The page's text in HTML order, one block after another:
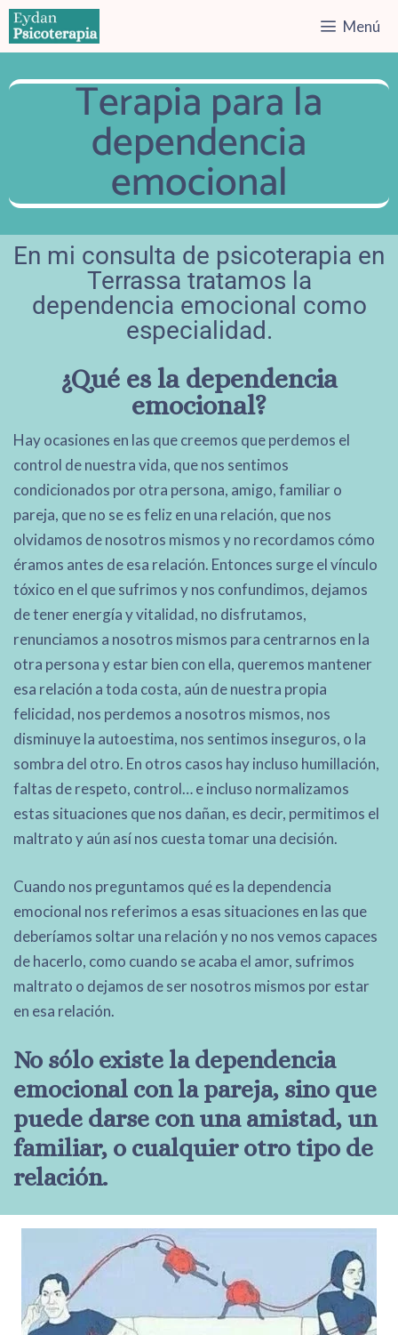
Menú
Terapia para la
dependencia
emocional
En mi consulta de psicoterapia en
Terrassa tratamos la
dependencia emocional como
especialidad.
¿Qué es la dependencia
emocional?
Hay ocasiones en las que creemos que perdemos el
control de nuestra vida, que nos sentimos
condicionados por otra persona, amigo, familiar o
pareja, que no se es feliz en una relación, que nos
olvidamos de nosotros mismos y no recordamos cómo
éramos antes de esa relación. Entonces surge el vínculo
tóxico en el que sufrimos y nos confundimos, dejamos
de tener energía y vitalidad, no disfrutamos,
renunciamos a nosotros mismos para centrarnos en la
otra persona y estar bien con ella, queremos mantener
esa relación a toda costa, aún de nuestra propia
felicidad, nos perdemos a nosotros mismos, nos
disminuye la autoestima, nos sentimos inseguros, o la
sombra del otro. En otros casos hay incluso humillación,
faltas de respeto, control… e incluso normalizamos
estas situaciones que nos dañan, es decir, permitimos el
maltrato y aún así nos cuesta tomar una decisión.
Cuando nos preguntamos qué es la dependencia
emocional nos referimos a esas situaciones en las que
deberíamos soltar una relación y no nos vemos capaces
de hacerlo, como cuando se acaba el amor, sufrimos
maltrato o dejamos de ser nosotros mismos por estar
en esa relación.
No sólo existe la dependencia
emocional con la pareja, sino que
puede darse con una amistad, un
familiar, o cualquier otro tipo de
relación.